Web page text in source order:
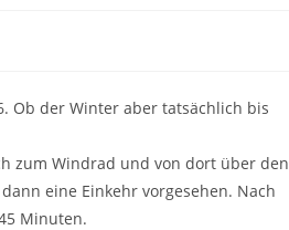
Ob der Winter aber tatsächlich bis
zum Windrad und von dort über den
eine Einkehr vorgesehen. Nach
Minuten.